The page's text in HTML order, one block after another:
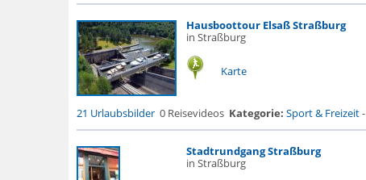
Hausboottour Elsaß Straßburg
in Straßburg
Karte
21 Urlaubsbilder 0 Reisevideos Kategorie: Sport & Freizeit-
Stadtrundgang Straßburg
in Straßburg